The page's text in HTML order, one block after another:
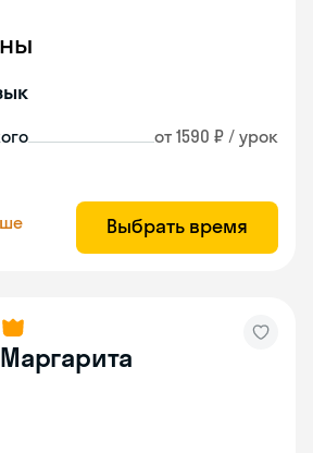
от 1590 ₽ / урок
Выбрать время
Маргарита